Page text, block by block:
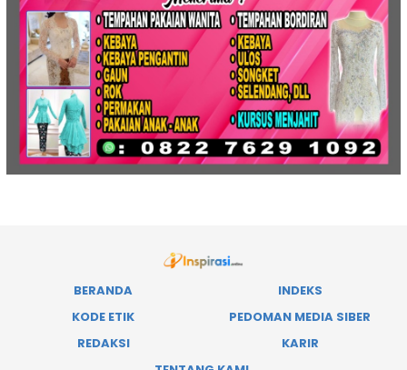
BERANDA
INDEKS
KODE ETIK
PEDOMAN MEDIA SIBER
REDAKSI
KARIR